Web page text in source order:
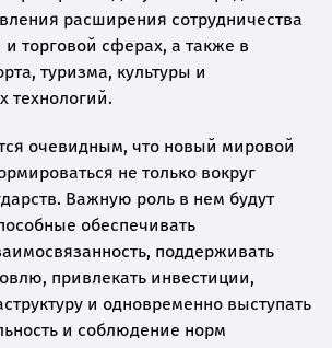
расширения сотрудничества
торговой сферах, а также в
туризма, культуры и
технологий.
очевидным, что новый мировой
не только вокруг
Важную роль в нем будут
обеспечивать
поддерживать
привлекать инвестиции,
и одновременно выступать
и соблюдение норм